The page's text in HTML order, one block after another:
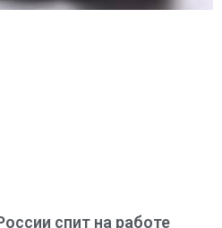
спит на работе